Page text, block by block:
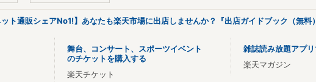
ット通販シェアNo1!】あなたも楽天市場に出店しませんか？『出店ガイドブック（無
舞台、コンサート、スポーツイベント
のチケットを購入する
楽天チケット
雑誌読み放題アプ
楽天マガジン